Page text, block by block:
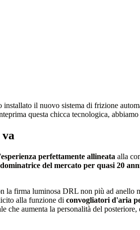
installato il nuovo sistema di frizione
questa chicca tecnologica, abbiamo
va
perfettamente allineata alla
dominatrice del mercato per quasi 20
la firma luminosa DRL non più ad anello
alla funzione di convogliatori d'aria
che aumenta la personalità del